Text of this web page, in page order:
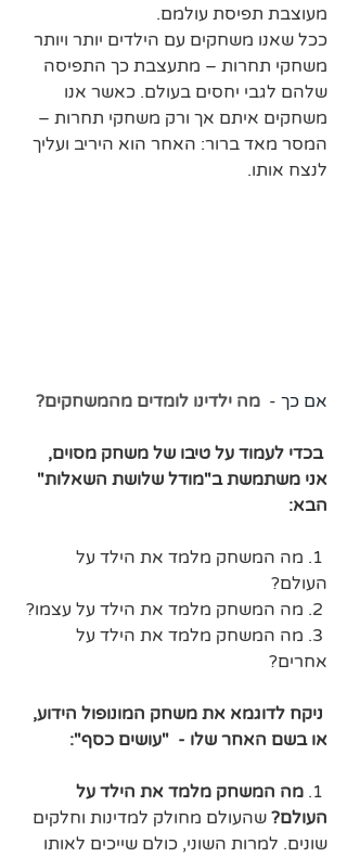
מעוצבת תפיסת עולמם.
ככל שאנו משחקים עם הילדים יותר ויותר
משחקי תחרות – מתעצבת כך התפיסה
שלהם לגבי יחסים בעולם. כאשר אנו
משחקים איתם אך ורק משחקי תחרות –
המסר מאד ברור: האחר הוא היריב ועליך
לנצח אותו.
אם כך - מה ילדינו לומדים מהמשחקים?
בכדי לעמוד על טיבו של משחק מסוים,
אני משתמשת ב"מודל שלושת השאלות"
הבא:
1. מה המשחק מלמד את הילד על
העולם?
2. מה המשחק מלמד את הילד על עצמו?
3. מה המשחק מלמד את הילד על
אחרים?
ניקח לדוגמא את משחק המונופול הידוע,
או בשם האחר שלו -  "עושים כסף":
מה המשחק מלמד את הילד על
העולם? שהעולם מחולק למדינות וחלקים
שונים. למרות השוני, כולם שייכים לאותו